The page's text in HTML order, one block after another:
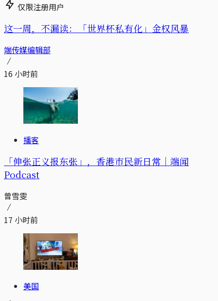
仅限注册用户
这一周，不漏读：「世界杯私有化」金权风暴
端传媒编辑部
16 小时前
播客
「伸张正义报东张」，香港市民新日常｜端闻
Podcast
曾雪雯
17 小时前
美国